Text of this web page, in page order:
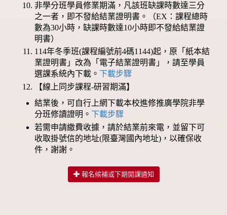
非學分班學員修業期滿，凡該班缺課時數達三分
之一者，即不發給結業證明書。（EX：課程總時
數為30小時，缺課時數達10小時即不發給結業證
明書）
114年冬季班(課程編號前4碼1144)起，原「紙本結
業證明書」改為「電子結業證明書」，請至學員
選課系統內下載。 下載步驟
【線上同步課程-研習期滿】
結業後，可自行上網下載本校進修推廣學院非學
分班修讀證明。 下載步驟
若需申請繳費收據，請於結業前來電，並留下可
收取掛號信的地址(限臺灣國內地址)，以確保收
件，謝謝。
報名候補或下期開課通知